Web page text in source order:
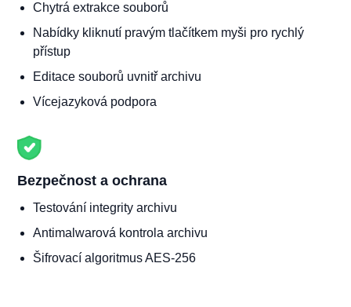
Chytrá extrakce souborů
Nabídky kliknutí pravým tlačítkem myši pro rychlý
přístup
Editace souborů uvnitř archivu
Vícejazyková podpora
Bezpečnost a ochrana
Testování integrity archivu
Antimalwarová kontrola archivu
Šifrovací algoritmus AES-256